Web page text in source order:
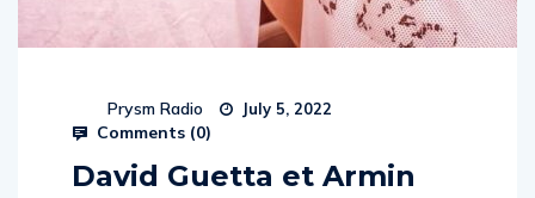
Prysm Radio July 5, 2022
Comments (0)
David Guetta et Armin